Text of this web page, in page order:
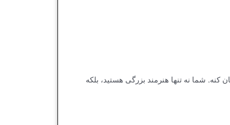
شما نه تنها هنرمند بزرگی هستید، بلکه